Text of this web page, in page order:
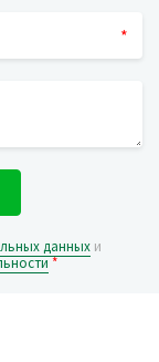
*
данных и
*